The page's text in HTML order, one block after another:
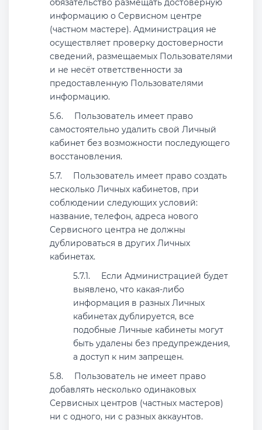
обязательство размещать достоверную
информацию о Сервисном центре
(частном мастере). Администрация не
осуществляет проверку достоверности
сведений, размещаемых Пользователями
и не несёт ответственности за
предоставленную Пользователями
информацию.
Пользователь имеет право
самостоятельно удалить свой Личный
кабинет без возможности последующего
восстановления.
Пользователь имеет право создать
несколько Личных кабинетов, при
соблюдении следующих условий:
название, телефон, адреса нового
Сервисного центра не должны
дублироваться в других Личных
кабинетах.
Если Администрацией будет
выявлено, что какая-либо
информация в разных Личных
кабинетах дублируется, все
подобные Личные кабинеты могут
быть удалены без предупреждения,
а доступ к ним запрещен.
Пользователь не имеет право
добавлять несколько одинаковых
Сервисных центров (частных мастеров)
ни с одного, ни с разных аккаунтов.